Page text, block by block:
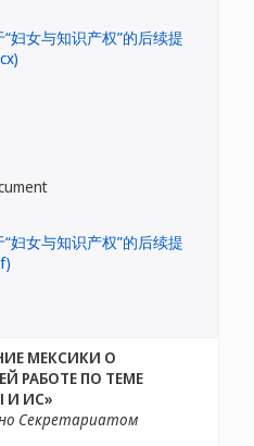
МЕКСИКИ О
РАБОТЕ ПО ТЕМЕ
ИС»
Секретариатом